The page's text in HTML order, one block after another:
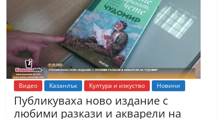
К
а
з
а
н
л
ъ
Видео Казанлък Култура и изкуство Новини
Публикуваха ново издание с
любими разкази и акварели на